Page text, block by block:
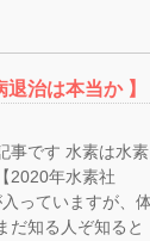
退治は本当か 】
事です 水素は水素
2020年水素社
っていますが、
だ知る人ぞ知ると